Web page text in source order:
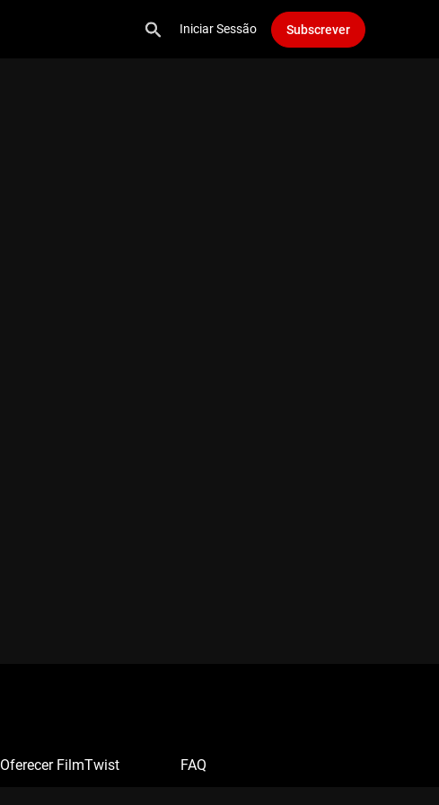
Iniciar Sessão Subscrever
Oferecer FilmTwist FAQ